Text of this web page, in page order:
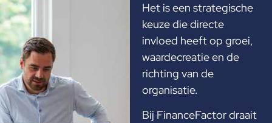
Het is een strategische
keuze die directe
invloed heeft op groei,
waardecreatie en de
richting van de
organisatie.
Bij FinanceFactor draait